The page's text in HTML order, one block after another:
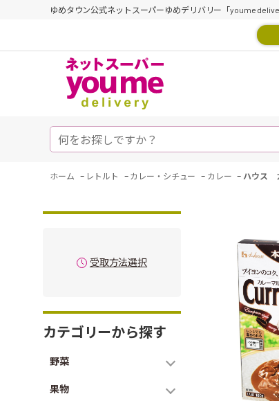
ゆめタウン公式ネットスーパーゆめデリバリー「youme
ホーム - レトルト - カレー・シチュー - カレー - ハウス
受取方法選択
カテゴリーから探す
野菜
果物